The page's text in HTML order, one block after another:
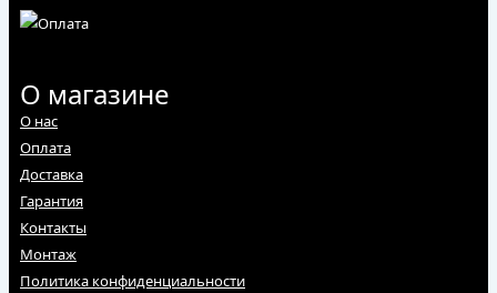
О магазине
О нас
Оплата
Доставка
Гарантия
Контакты
Монтаж
Политика конфиденциальности